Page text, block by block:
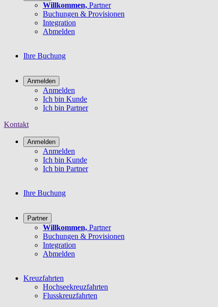
Willkommen, Partner
Buchungen & Provisionen
Integration
Abmelden
Ihre Buchung
Anmelden
Anmelden
Ich bin Kunde
Ich bin Partner
Kontakt
Anmelden
Anmelden
Ich bin Kunde
Ich bin Partner
Ihre Buchung
Partner
Willkommen, Partner
Buchungen & Provisionen
Integration
Abmelden
Kreuzfahrten
Hochseekreuzfahrten
Flusskreuzfahrten